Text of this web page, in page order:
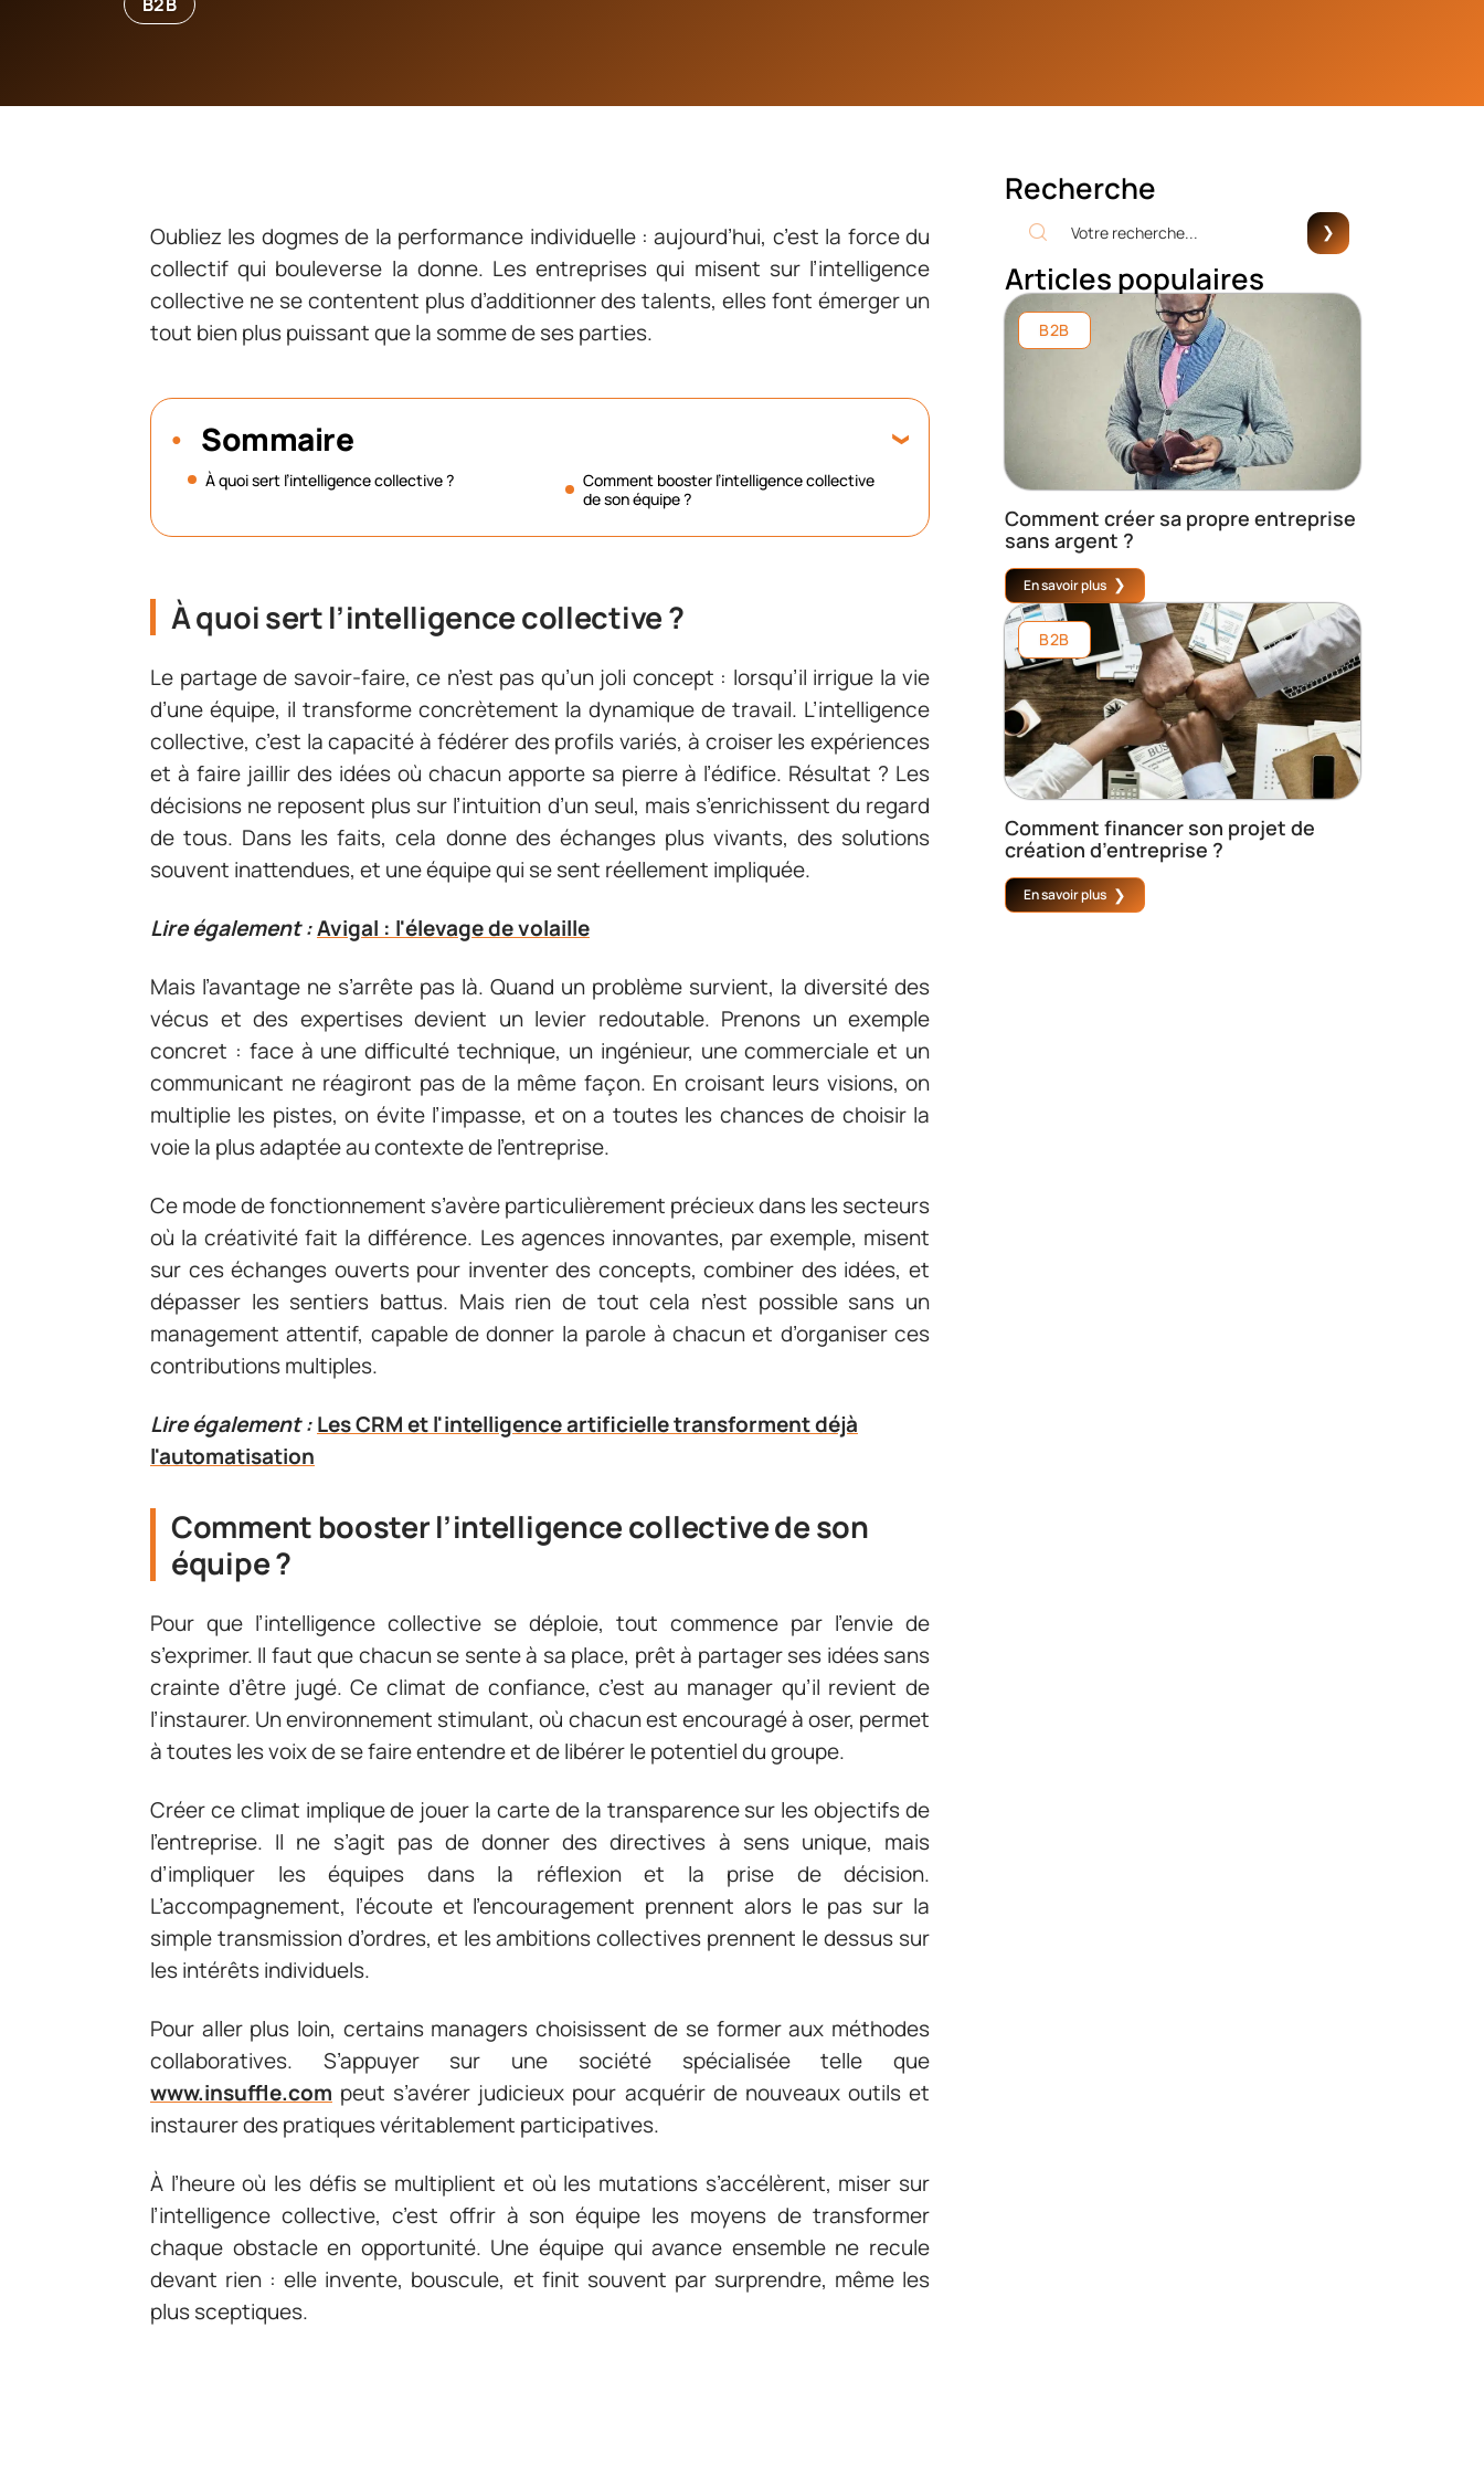
Oubliez les dogmes de la performance individuelle : aujourd’hui, c’est la force du
collectif qui bouleverse la donne. Les entreprises qui misent sur l’intelligence
collective ne se contentent plus d’additionner des talents, elles font émerger un
tout bien plus puissant que la somme de ses parties.
Sommaire
À quoi sert l’intelligence collective ?
Comment booster l’intelligence collective
de son équipe ?
À quoi sert l’intelligence collective ?
Le partage de savoir-faire, ce n’est pas qu’un joli concept : lorsqu’il irrigue la vie
d’une équipe, il transforme concrètement la dynamique de travail. L’intelligence
collective, c’est la capacité à fédérer des profils variés, à croiser les expériences
et à faire jaillir des idées où chacun apporte sa pierre à l’édifice. Résultat ? Les
décisions ne reposent plus sur l’intuition d’un seul, mais s’enrichissent du regard
de tous. Dans les faits, cela donne des échanges plus vivants, des solutions
souvent inattendues, et une équipe qui se sent réellement impliquée.
Lire également :Avigal : l'élevage de volaille
Mais l’avantage ne s’arrête pas là. Quand un problème survient, la diversité des
vécus et des expertises devient un levier redoutable. Prenons un exemple
concret : face à une difficulté technique, un ingénieur, une commerciale et un
communicant ne réagiront pas de la même façon. En croisant leurs visions, on
multiplie les pistes, on évite l’impasse, et on a toutes les chances de choisir la
voie la plus adaptée au contexte de l’entreprise.
Ce mode de fonctionnement s’avère particulièrement précieux dans les secteurs
où la créativité fait la différence. Les agences innovantes, par exemple, misent
sur ces échanges ouverts pour inventer des concepts, combiner des idées, et
dépasser les sentiers battus. Mais rien de tout cela n’est possible sans un
management attentif, capable de donner la parole à chacun et d’organiser ces
contributions multiples.
Lire également :Les CRM et l'intelligence artificielle transforment déjà
l'automatisation
Comment booster l’intelligence collective de son
équipe ?
Pour que l’intelligence collective se déploie, tout commence par l’envie de
s’exprimer. Il faut que chacun se sente à sa place, prêt à partager ses idées sans
crainte d’être jugé. Ce climat de confiance, c’est au manager qu’il revient de
l’instaurer. Un environnement stimulant, où chacun est encouragé à oser, permet
à toutes les voix de se faire entendre et de libérer le potentiel du groupe.
Créer ce climat implique de jouer la carte de la transparence sur les objectifs de
l’entreprise. Il ne s’agit pas de donner des directives à sens unique, mais
d’impliquer les équipes dans la réflexion et la prise de décision.
L’accompagnement, l’écoute et l’encouragement prennent alors le pas sur la
simple transmission d’ordres, et les ambitions collectives prennent le dessus sur
les intérêts individuels.
Pour aller plus loin, certains managers choisissent de se former aux méthodes
collaboratives. S’appuyer sur une société spécialisée telle que
www.insuffle.com peut s’avérer judicieux pour acquérir de nouveaux outils et
instaurer des pratiques véritablement participatives.
À l’heure où les défis se multiplient et où les mutations s’accélèrent, miser sur
l’intelligence collective, c’est offrir à son équipe les moyens de transformer
chaque obstacle en opportunité. Une équipe qui avance ensemble ne recule
devant rien : elle invente, bouscule, et finit souvent par surprendre, même les
plus sceptiques.
Recherche
Articles populaires
B2B
Comment créer sa propre entreprise
sans argent ?
En savoir plus
B2B
Comment financer son projet de
création d’entreprise ?
En savoir plus